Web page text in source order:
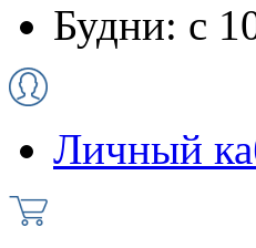
Будни: с
Личный